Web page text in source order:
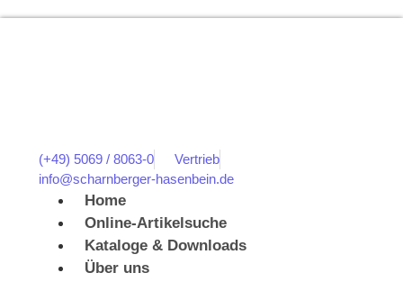
(+49) 5069 / 8063-0
Vertrieb
info@scharnberger-hasenbein.de
Home
Online-Artikelsuche
Kataloge & Downloads
Über uns